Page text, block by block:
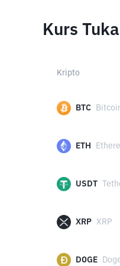
Kurs
Kripto
BTC
ETH
USDT
XRP XRP
DOGE